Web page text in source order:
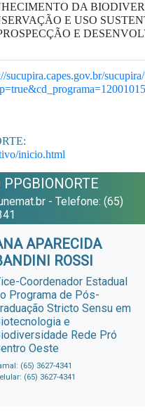
DA
E USO
E
sucupira.capes.gov.br/
inicio.html
PPGBIONORTE
- Telefone: (65)
APARECIDA
ROSSI
Coordenador Estadual
Programa de Pós-
Stricto Sensu em
e
Rede Pró
Oeste
(65) 3627-4341
(65) 3627-4341